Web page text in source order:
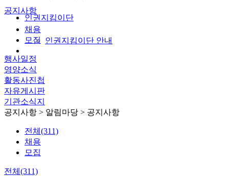
인권지킴이단
인권지킴이단 안내
공지사항
채용
모집
행사일정
영양소식
활동사진첩
자유게시판
기관소식지
공지사항 > 알림마당 > 공지사항
전체(311)
채용
모집
전체(311)